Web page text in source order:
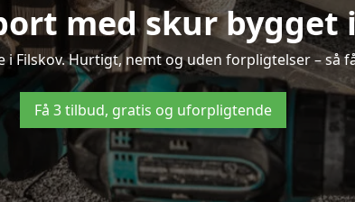
med skur bygget
Filskov. Hurtigt, nemt og uden forpligtelser – så
Få 3 tilbud, gratis og uforpligtende